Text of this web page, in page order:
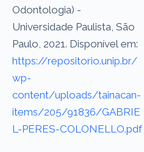
Odontologia) -
Universidade Paulista, São
Paulo, 2021. Disponível em:
https://repositorio.unip.br/
wp-
content/uploads/tainacan-
items/205/91836/GABRIE
L-PERES-COLONELLO.pdf